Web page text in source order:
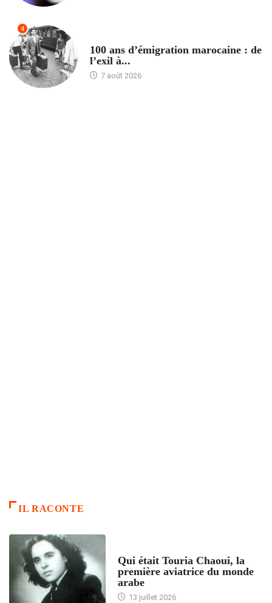
4
100 ans d’émigration marocaine : de
l’exil à...
7 août 2026
IL RACONTE
Qui était Touria Chaoui, la
première aviatrice du monde
arabe
13 juillet 2026